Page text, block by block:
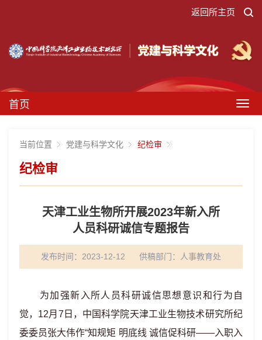
返回所主页
首页
当前位置 党建与科学文化 纪检审
纪检审
天津工业生物所开展2023年新入所
人员科研诚信专题报告
发布时间：2023-12-12 供稿部门： 人事教育处
为加强新入所人员科研诚信思想意识和行为自
觉， 12月 7 日，中国科学院天津工业生物技术研究所纪
委委员张大伟作“知规矩 明底线 诚信促科研——入职入